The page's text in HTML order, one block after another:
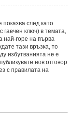
показва след като
гаечен ключ) в темата,
най-горе на първа
тази връзка, то
избутванията не е
нов отговор
с правилата на